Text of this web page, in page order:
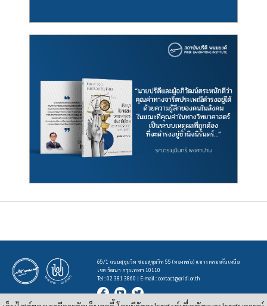
65/1 ถนนสุขุมวิท ซอยสุขุมวิท 55 (ทองหล่อ) แขวง คลองตันเหนือ
เขต วัฒนา กรุงเทพฯ 10110
Tel : 02 381 3860 | E-mail :contact@pridi.or.th